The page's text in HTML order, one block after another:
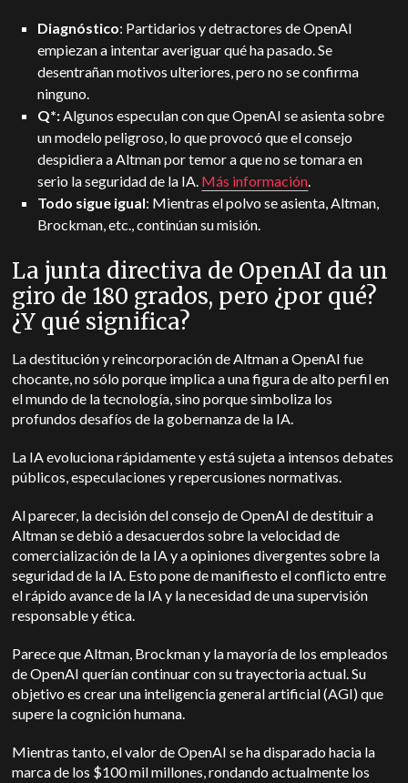
Diagnóstico: Partidarios y detractores de OpenAI
empiezan a intentar averiguar qué ha pasado. Se
desentrañan motivos ulteriores, pero no se confirma
ninguno.
Q*:Algunos especulan con que OpenAI se asienta sobre
un modelo peligroso, lo que provocó que el consejo
despidiera a Altman por temor a que no se tomara en
serio la seguridad de la IA. Más información.
Todo sigue igual: Mientras el polvo se asienta, Altman,
Brockman, etc., continúan su misión.
La junta directiva de OpenAI da un
giro de 180 grados, pero ¿por qué?
¿Y qué significa?
La destitución y reincorporación de Altman a OpenAI fue
chocante, no sólo porque implica a una figura de alto perfil en
el mundo de la tecnología, sino porque simboliza los
profundos desafíos de la gobernanza de la IA.
La IA evoluciona rápidamente y está sujeta a intensos debates
públicos, especulaciones y repercusiones normativas.
Al parecer, la decisión del consejo de OpenAI de destituir a
Altman se debió a desacuerdos sobre la velocidad de
comercialización de la IA y a opiniones divergentes sobre la
seguridad de la IA. Esto pone de manifiesto el conflicto entre
el rápido avance de la IA y la necesidad de una supervisión
responsable y ética.
Parece que Altman, Brockman y la mayoría de los empleados
de OpenAI querían continuar con su trayectoria actual. Su
objetivo es crear una inteligencia general artificial (AGI) que
supere la cognición humana.
Mientras tanto, el valor de OpenAI se ha disparado hacia la
marca de los $100 mil millones, rondando actualmente los